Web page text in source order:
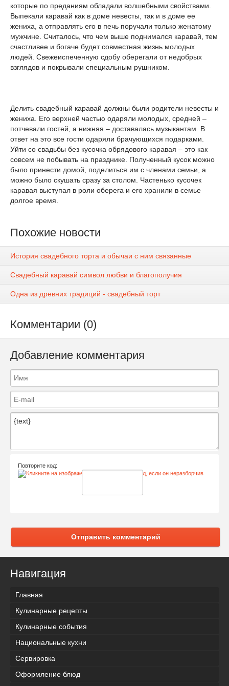
которые по преданиям обладали волшебными свойствами.
Выпекали каравай как в доме невесты, так и в доме ее
жениха, а отправлять его в печь поручали только женатому
мужчине. Считалось, что чем выше поднимался каравай, тем
счастливее и богаче будет совместная жизнь молодых
людей. Свежеиспеченную сдобу оберегали от недобрых
взглядов и покрывали специальным рушником.
Делить свадебный каравай должны были родители невесты и
жениха. Его верхней частью одаряли молодых, средней –
потчевали гостей, а нижняя – доставалась музыкантам. В
ответ на это все гости одаряли брачующихся подарками.
Уйти со свадьбы без кусочка обрядового каравая – это как
совсем не побывать на празднике. Полученный кусок можно
было принести домой, поделиться им с членами семьи, а
можно было скушать сразу за столом. Частенько кусочек
каравая выступал в роли оберега и его хранили в семье
долгое время.
Похожие новости
История свадебного торта и обычаи с ним связанные
Свадебный каравай символ любви и благополучия
Одна из древних традиций - свадебный торт
Комментарии (0)
Добавление комментария
Повторите код:
Отправить комментарий
Навигация
Главная
Кулинарные рецепты
Кулинарные события
Национальные кухни
Сервировка
Оформление блюд